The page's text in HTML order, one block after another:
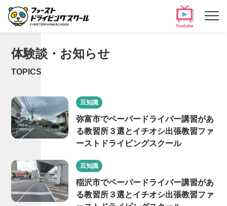
体験談・お知らせ
TOPICS
豆知識
弥富市でペーパードライバー講習があ
る教習所３選とイチオシ出張教習ファ
ーストドライビングスクール
豆知識
稲沢市でペーパードライバー講習があ
る教習所３選とイチオシ出張教習ファ